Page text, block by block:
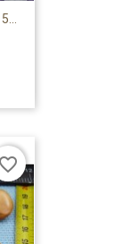
favorite_border